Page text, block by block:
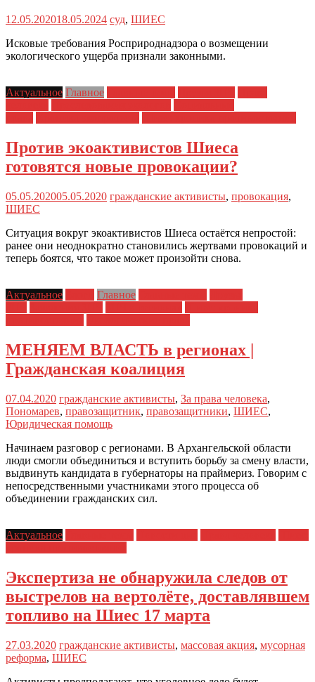
12.05.202018.05.2024 суд, ШИЕС
Исковые требования Росприроднадзора о возмещении
экологического ущерба признали законными.
Актуальное Главное
Против экоактивистов Шиеса
готовятся новые провокации?
05.05.202005.05.2020 гражданские активисты, провокация,
ШИЕС
Ситуация вокруг экоактивистов Шиеса остаётся непростой:
ранее они неоднократно становились жертвами провокаций и
теперь боятся, что такое может произойти снова.
Актуальное Главное
МЕНЯЕМ ВЛАСТЬ в регионах |
Гражданская коалиция
07.04.2020 гражданские активисты, За права человека,
Пономарев, правозащитник, правозащитники, ШИЕС,
Юридическая помощь
Начинаем разговор с регионами. В Архангельской области
люди смогли объединиться и вступить борьбу за смену власти,
выдвинуть кандидата в губернаторы на праймериз. Говорим с
непосредственными участниками этого процесса об
объединении гражданских сил.
Актуальное
Экспертиза не обнаружила следов от
выстрелов на вертолёте, доставлявшем
топливо на Шиес 17 марта
27.03.2020 гражданские активисты, массовая акция, мусорная
реформа, ШИЕС